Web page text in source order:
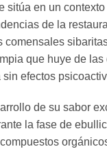
sitúa en un
de la
que huye de
efectos
de su sabor
la fase de